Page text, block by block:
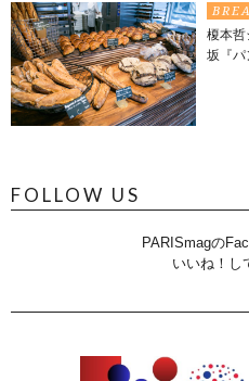
榎本哲
坂『パ
FOLLOW US
PARISmagの
いいね！し